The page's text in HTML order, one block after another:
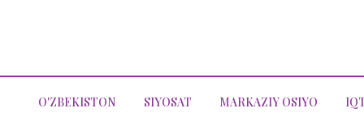
O'ZBEKISTON SIYOSAT MARKAZIY OSIYO